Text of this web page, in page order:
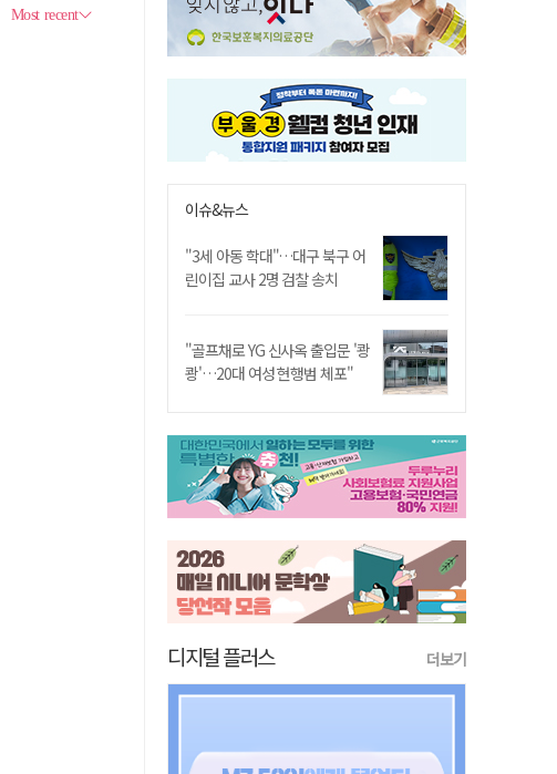
이슈&뉴스
"3세 아동 학대"…대구 북구 어
린이집 교사 2명 검찰 송치
"골프채로 YG 신사옥 출입문 '쾅
쾅'…20대 여성 현행범 체포"
디지털 플러스 더보기